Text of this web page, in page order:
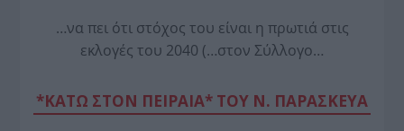
…να πει ότι στόχος του είναι η πρωτιά στις
εκλογές του 2040 (…στον Σύλλογο…
*ΚΑΤΩ ΣΤΟΝ ΠΕΙΡΑΙΑ* ΤΟΥ Ν. ΠΑΡΑΣΚΕΥΑ